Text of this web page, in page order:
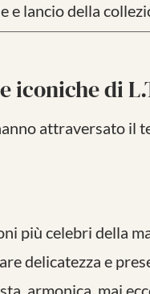
e lancio della
iconiche di
attraversato il
più celebri della
delicatezza e